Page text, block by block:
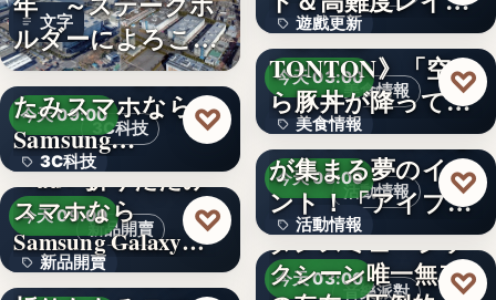
文字
ルダーによろこば
れる…
3C科技
今天 09:00
3C科技
文字
＜OPEN＞折りた
たみスマホなら
Samsung…
♡
新品開賣
今天 09:00
新品開賣
＜au＞折りたたみ
スマホなら
Samsung Galaxy…
♡
＜ソフトバンク＞
遊戲更新
文字
を実装！新…
美食情報
今天 03:00
美食情報
文字
《豚丼屋
TONTON》「空か
ら豚丼が降ってき
た」が現実に…
♡
活動情報
今天 03:00
活動情報
文字
アイプリのみんな
が集まる夢のイベ
ント！「アイプリ
ワールド…
♡
音樂派對
今天 03:00
ダンスミュージッ
クシーン唯一無二♡